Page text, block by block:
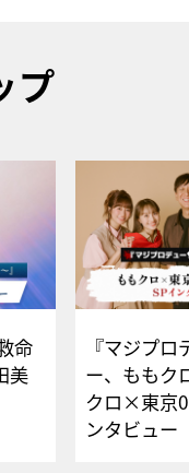
プ
命
美
『マジプロ
ー、ももク
クロ×東京
ンタビュー